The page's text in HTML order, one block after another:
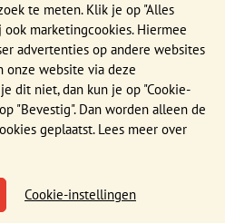
te meten. Klik je op "Alles
marketingcookies. Hiermee
advertenties op andere websites
onze website via deze
dit niet, dan kun je op "Cookie-
"Bevestig". Dan worden alleen de
geplaatst. Lees meer over
dat de website naar behoren
Cookie-instellingen